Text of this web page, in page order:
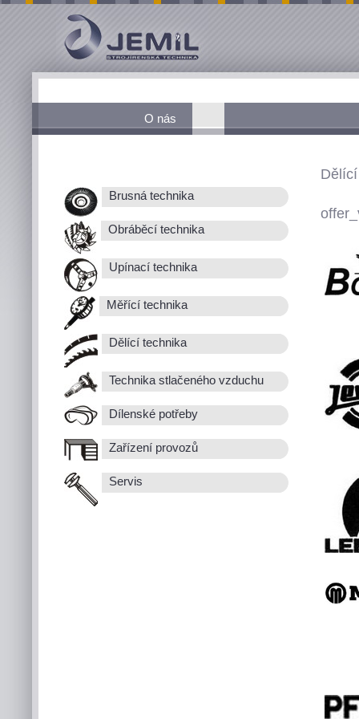
O nás
Brusná technika
Obráběcí technika
Upínací technika
Měřící technika
Dělící technika
Technika stlačeného vzduchu
Dílenské potřeby
Zařízení provozů
Servis